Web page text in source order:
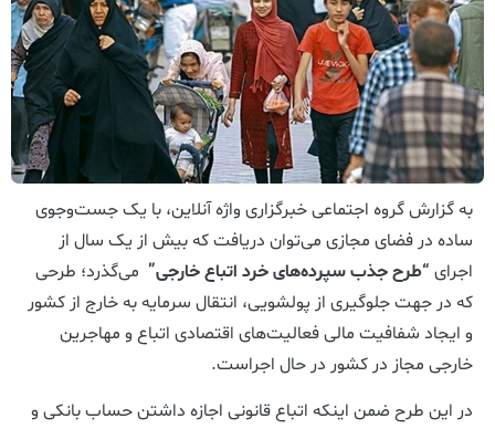
به گزارش گروه اجتماعی خبرگزاری واژه آنلاین، با یک جست‌وجوی
ساده در فضای مجازی می‌توان دریافت که بیش از یک سال از
اجرای “طرح جذب سپرده‌های خرد اتباع خارجی” می‌گذرد؛ طرحی
که در جهت جلوگیری از پولشویی، انتقال سرمایه به خارج از کشور
و ایجاد شفافیت مالی فعالیت‌های اقتصادی اتباع و مهاجرین
خارجی مجاز در کشور در حال اجراست.
در این طرح ضمن اینکه اتباع قانونی اجازه داشتن حساب بانکی و